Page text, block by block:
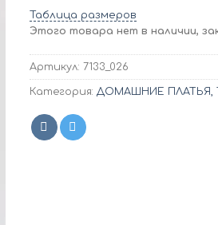
Таблица размеров
Этого товара нет в наличии,
Артикул: 7133_026
Категория: ДОМАШНИЕ ПЛАТЬЯ,